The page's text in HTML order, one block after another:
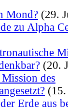
Mond? (29.
zu Alpha
(20.
des
Erde aus